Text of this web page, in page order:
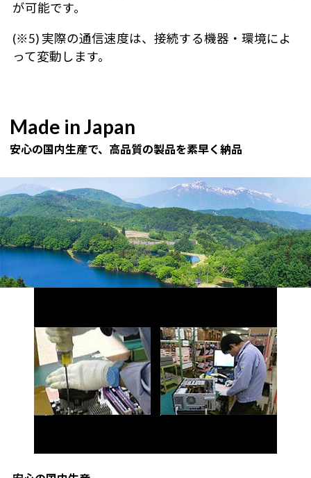
が可能です。
(※5) 実際の通信速度は、接続する機器・環境によ
って変動します。
Made in Japan
安心の国内生産で、高品質の製品を素早く納品